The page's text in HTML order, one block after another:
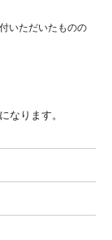
日営業】
いただいたものの
なります。